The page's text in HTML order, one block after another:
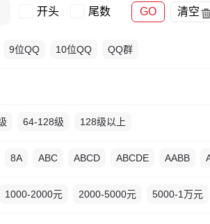
开头 尾数 GO 清空
9位QQ 10位QQ QQ群
64-128级 128级以上
8A ABC ABCD ABCDE AABB
1000-2000元 2000-5000元 5000-1万元